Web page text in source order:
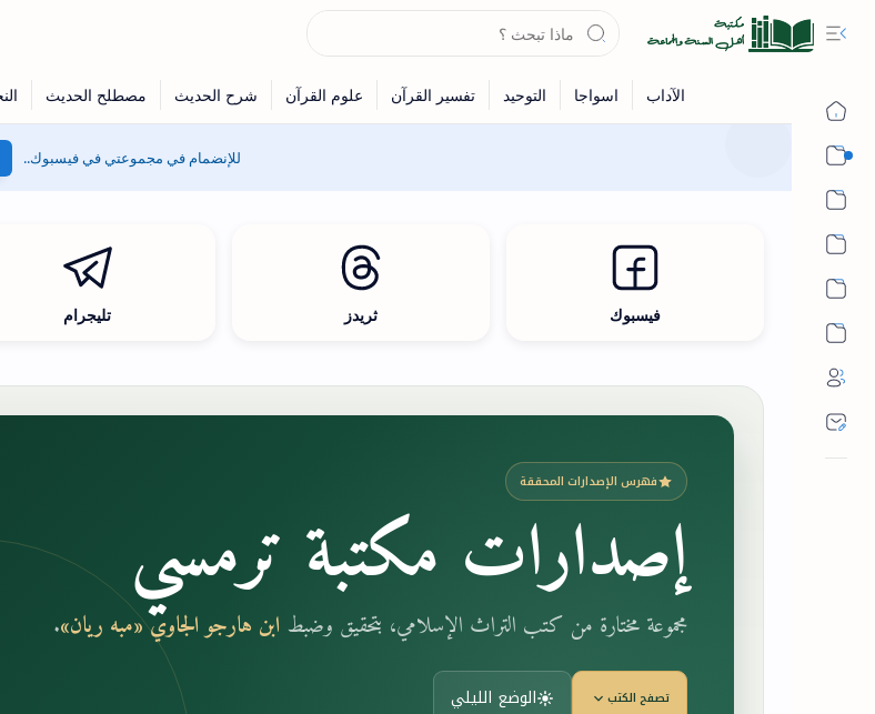
للإنضمام في مجموعتي في فيسبوك..
فيسبوك ثريدز تليجرام
فهرس الإصدارات المحققة
إصدارات مكتبة ترمسي
مجموعة مختارة من كتب التراث الإسلامي، بتحقيق وضبط ابن هارجو الجاوي «مبه ريان».
تصفح الكتب الوضع الليلي